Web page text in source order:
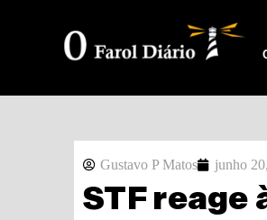
Gustavo P Matos junho
STF reage